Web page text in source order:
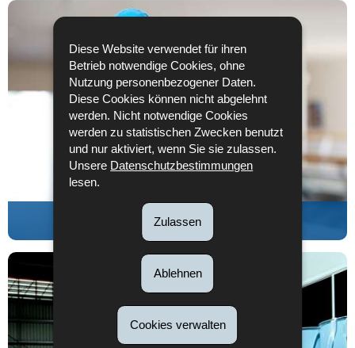
Diese Website verwendet für ihren
Betrieb notwendige Cookies, ohne
Nutzung personenbezogener Daten.
Diese Cookies können nicht abgelehnt
werden. Nicht notwendige Cookies
werden zu statistischen Zwecken benutzt
und nur aktiviert, wenn Sie sie zulassen.
Unsere Datenschutzbestimmungen
lesen.
Zulassen
Ablehnen
Cookies verwalten
Sicherheits- und Gesundheitskoordinator